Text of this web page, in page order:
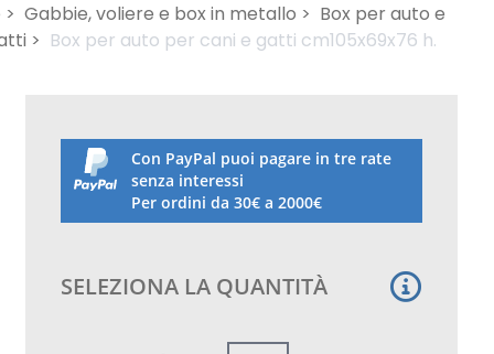
Gabbie, voliere e box in metallo > Box per auto e
> Box per auto per cani e gatti cm105x69x76 h.
Con PayPal puoi pagare in tre rate
senza interessi
Per ordini da 30€ a 2000€
SELEZIONA LA QUANTITÀ